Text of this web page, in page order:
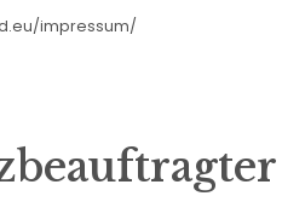
impressum/